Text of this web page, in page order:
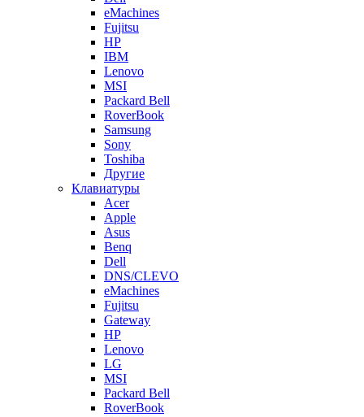
eMachines
Fujitsu
HP
IBM
Lenovo
MSI
Packard Bell
RoverBook
Samsung
Sony
Toshiba
Другие
Клавиатуры
Acer
Apple
Asus
Benq
Dell
DNS/CLEVO
eMachines
Fujitsu
Gateway
HP
Lenovo
LG
MSI
Packard Bell
RoverBook